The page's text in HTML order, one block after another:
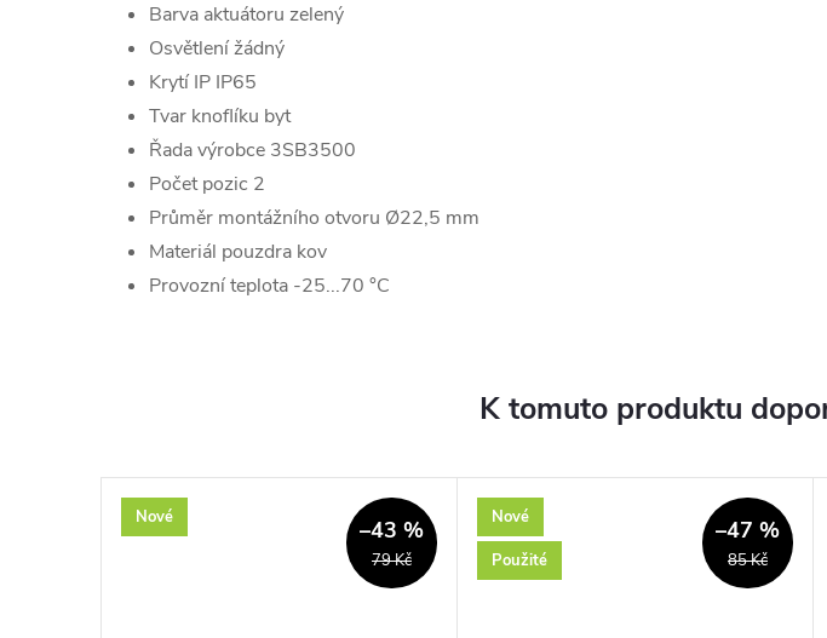
Barva aktuátoru zelený
Osvětlení žádný
Krytí IP IP65
Tvar knoflíku byt
Řada výrobce 3SB3500
Počet pozic 2
Průměr montážního otvoru Ø22,5 mm
Materiál pouzdra kov
Provozní teplota -25...70 °C
K tomuto produktu
Nové
79 Kč
–43 %
Nové
Použité
85 Kč
–47 %